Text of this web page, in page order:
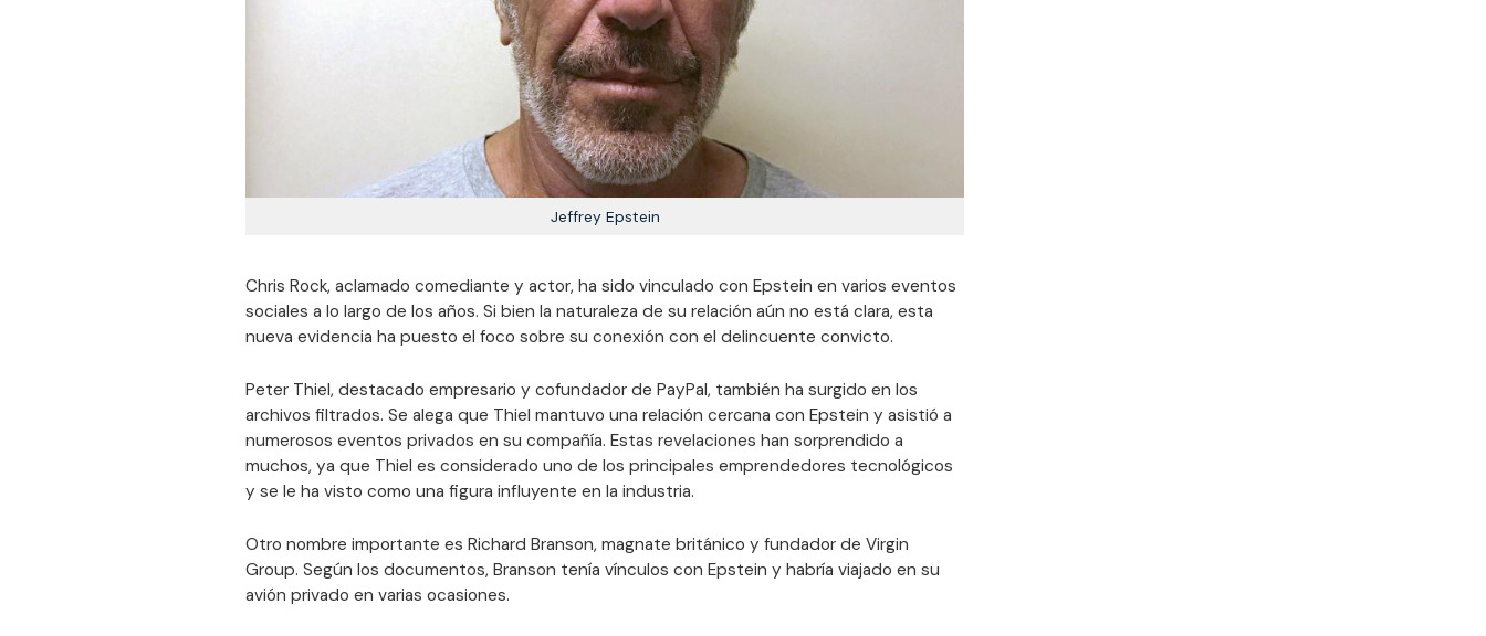
Jeffrey Epstein
Chris Rock, aclamado comediante y actor, ha sido vinculado con Epstein en varios eventos
sociales a lo largo de los años. Si bien la naturaleza de su relación aún no está clara, esta
nueva evidencia ha puesto el foco sobre su conexión con el delincuente convicto.
Peter Thiel, destacado empresario y cofundador de PayPal, también ha surgido en los
archivos filtrados. Se alega que Thiel mantuvo una relación cercana con Epstein y asistió a
numerosos eventos privados en su compañía. Estas revelaciones han sorprendido a
muchos, ya que Thiel es considerado uno de los principales emprendedores tecnológicos
y se le ha visto como una figura influyente en la industria.
Otro nombre importante es Richard Branson, magnate británico y fundador de Virgin
Group. Según los documentos, Branson tenía vínculos con Epstein y habría viajado en su
avión privado en varias ocasiones.